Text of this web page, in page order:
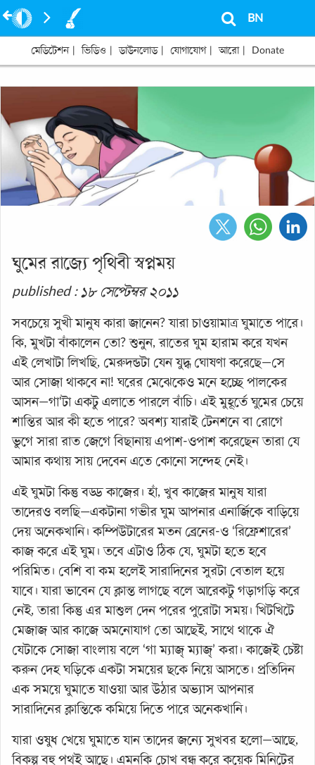
BN
মেডিটেশন ভিডিও ডাউনলোড যোগাযোগ আরো Donate
ঘুমের রাজ্যে পৃথিবী স্বপ্নময়
published : ১৮ সেপ্টেম্বর ২০১১
সবচেয়ে সুখী মানুষ কারা জানেন? যারা চাওয়ামাত্র ঘুমাতে পারে।
কি, মুখটা বাঁকালেন তো? শুনুন, রাতের ঘুম হারাম করে যখন
এই লেখাটা লিখছি, মেরুদন্ডটা যেন যুদ্ধ ঘোষণা করেছে—সে
আর সোজা থাকবে না! ঘরের মেঝেকেও মনে হচ্ছে পালকের
আসন—গা'টা একটু এলাতে পারলে বাঁচি। এই মুহূর্তে ঘুমের চেয়ে
শান্তির আর কী হতে পারে? অবশ্য যারাই টেনশনে বা রোগে
ভুগে সারা রাত জেগে বিছানায় এপাশ-ওপাশ করেছেন তারা যে
আমার কথায় সায় দেবেন এতে কোনো সন্দেহ নেই।
এই ঘুমটা কিন্তু বড্ড কাজের। হাঁ, খুব কাজের মানুষ যারা
তাদেরও বলছি—একটানা গভীর ঘুম আপনার এনার্জিকে বাড়িয়ে
দেয় অনেকখানি। কম্পিউটারের মতন ব্রেনের-ও ‘রিফ্রেশারের’
কাজ করে এই ঘুম। তবে এটাও ঠিক যে, ঘুমটা হতে হবে
পরিমিত। বেশি বা কম হলেই সারাদিনের সুরটা বেতাল হয়ে
যাবে। যারা ভাবেন যে ক্লান্ত লাগছে বলে আরেকটু গড়াগড়ি করে
নেই, তারা কিন্তু এর মাশুল দেন পরের পুরোটা সময়। খিটখিটে
মেজাজ আর কাজে অমনোযাগ তো আছেই, সাথে থাকে ঐ
যেটাকে সোজা বাংলায় বলে ‘গা ম্যাজ্ ম্যাজ্’ করা। কাজেই চেষ্টা
করুন দেহ ঘড়িকে একটা সময়ের ছকে নিয়ে আসতে। প্রতিদিন
এক সময়ে ঘুমাতে যাওয়া আর উঠার অভ্যাস আপনার
সারাদিনের ক্লান্তিকে কমিয়ে দিতে পারে অনেকখানি।
যারা ওষুধ খেয়ে ঘুমাতে যান তাদের জন্যে সুখবর হলো—আছে,
বিকল্প বহু পথই আছে। এমনকি চোখ বন্ধ করে কয়েক মিনিটের